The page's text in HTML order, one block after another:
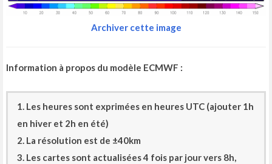
Archiver cette image
Information à propos du modèle ECMWF :
1. Les heures sont exprimées en heures UTC (ajouter 1h
en hiver et 2h en été)
2. La résolution est de ±40km
3. Les cartes sont actualisées 4 fois par jour vers 8h,